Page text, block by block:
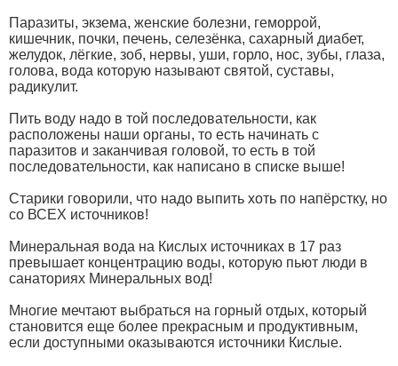
Паразиты, экзема, женские болезни, геморрой,
кишечник, почки, печень, селезёнка, сахарный диабет,
желудок, лёгкие, зоб, нервы, уши, горло, нос, зубы, глаза,
голова, вода которую называют святой, суставы,
радикулит.
Пить воду надо в той последовательности, как
расположены наши органы, то есть начинать с
паразитов и заканчивая головой, то есть в той
последовательности, как написано в списке выше!
Старики говорили, что надо выпить хоть по напёрстку, но
со ВСЕХ источников!
Минеральная вода на Кислых источниках в 17 раз
превышает концентрацию воды, которую пьют люди в
санаториях Минеральных вод!
Многие мечтают выбраться на горный отдых, который
становится еще более прекрасным и продуктивным,
если доступными оказываются источники Кислые.